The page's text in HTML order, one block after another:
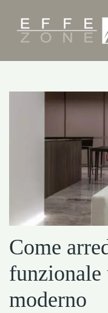
Come
funzionale
moderno